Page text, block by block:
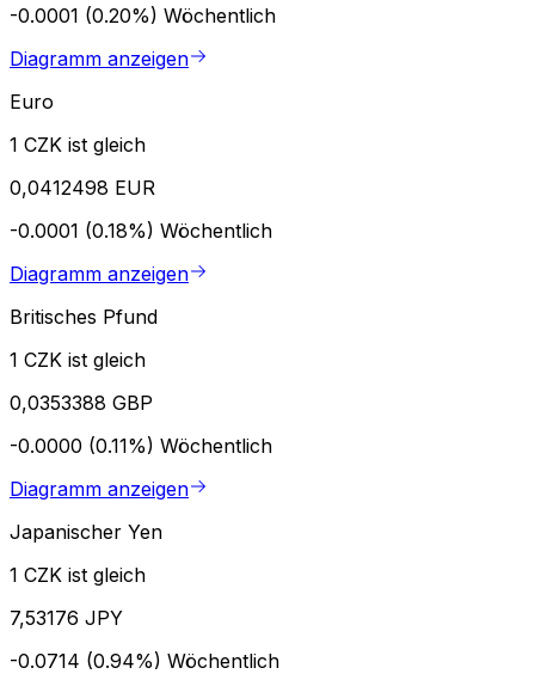
-0.0001 (0.20%) Wöchentlich
Diagramm anzeigen
Euro
1 CZK ist gleich
0,0412498 EUR
-0.0001 (0.18%) Wöchentlich
Diagramm anzeigen
Britisches Pfund
1 CZK ist gleich
0,0353388 GBP
-0.0000 (0.11%) Wöchentlich
Diagramm anzeigen
Japanischer Yen
1 CZK ist gleich
7,53176 JPY
-0.0714 (0.94%) Wöchentlich